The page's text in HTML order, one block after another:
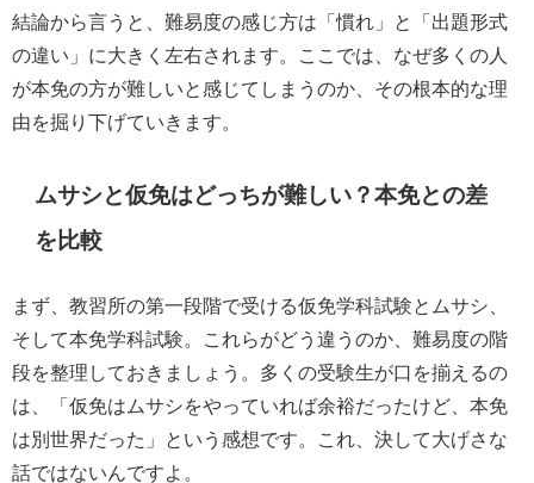
結論から言うと、難易度の感じ方は「慣れ」と「出題形式
の違い」に大きく左右されます。ここでは、なぜ多くの人
が本免の方が難しいと感じてしまうのか、その根本的な理
由を掘り下げていきます。
ムサシと仮免はどっちが難しい？本免との差
を比較
まず、教習所の第一段階で受ける仮免学科試験とムサシ、
そして本免学科試験。これらがどう違うのか、難易度の階
段を整理しておきましょう。多くの受験生が口を揃えるの
は、「仮免はムサシをやっていれば余裕だったけど、本免
は別世界だった」という感想です。これ、決して大げさな
話ではないんですよ。